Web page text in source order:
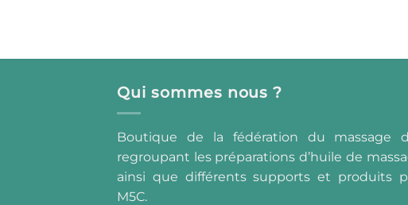
Qui sommes nous ?
Boutique de la fédération du massage
regroupant les préparations d’huile de
ainsi que différents supports et produits
M5C.